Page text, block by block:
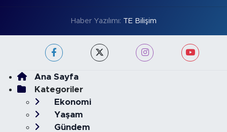
Haber Yazılımı: TE Bilişim
Ana Sayfa
Kategoriler
Ekonomi
Yaşam
Gündem